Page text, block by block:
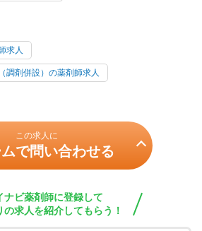
求人
調剤併設）の薬剤師求人
この求人に
で問い合わせる
ナビ薬剤師に登録して
の求人を紹介してもらう！